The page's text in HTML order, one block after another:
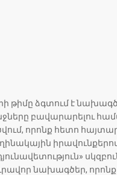
թիմը ձգտում է
բավարարելու
որոնք հետո
նախագծեր,